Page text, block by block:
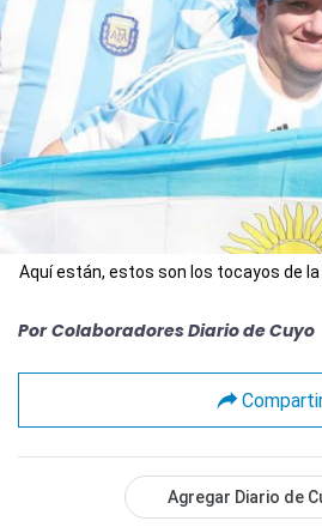
Aquí están, estos son los tocayos de
Por Colaboradores Diario de Cuyo
Agregar Diario de